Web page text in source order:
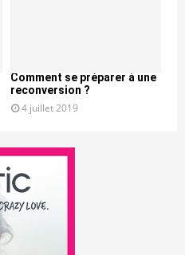
Comment se préparer à une
reconversion ?
4 juillet 2019